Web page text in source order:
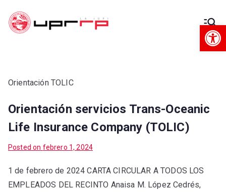
ción
Decanato de Administración
Orientación TOLIC
Orientación servicios Trans-Oceanic
Life Insurance Company (TOLIC)
Posted on febrero 1, 2024
1 de febrero de 2024 CARTA CIRCULAR A TODOS LOS
EMPLEADOS DEL RECINTO Anaisa M. López Cedrés,